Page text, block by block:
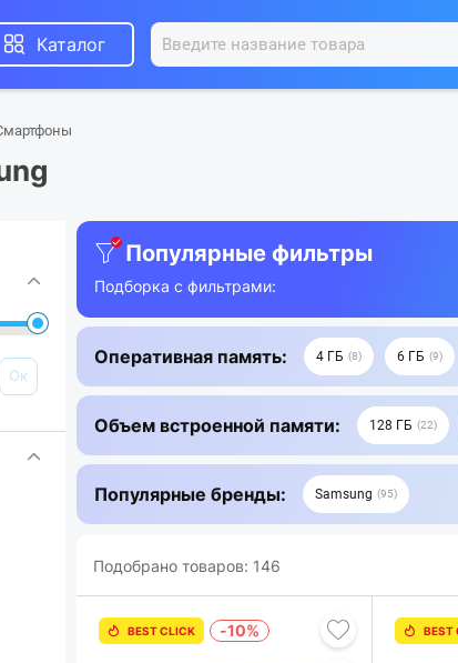
Каталог
Ок
Популярные фильтры
Подборка с фильтрами:
Оперативная память: 4 ГБ 8 6 ГБ 9
Объем встроенной памяти: 128 ГБ 22
Популярные бренды: Samsung 95
Подобрано товаров: 146
BEST CLICK -10% BEST